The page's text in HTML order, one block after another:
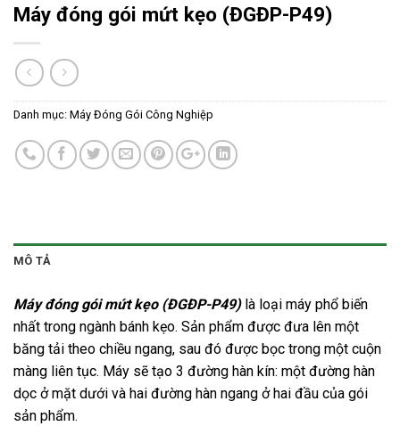
Máy đóng gói mứt kẹo (ĐGĐP-P49)
Danh mục: Máy Đóng Gói Công Nghiệp
MÔ TẢ
Máy đóng gói mứt kẹo (ĐGĐP-P49)là loại máy phổ biến
nhất trong ngành bánh kẹo. Sản phẩm được đưa lên một
băng tải theo chiều ngang, sau đó được bọc trong một cuộn
màng liên tục. Máy sẽ tạo 3 đường hàn kín: một đường hàn
dọc ở mặt dưới và hai đường hàn ngang ở hai đầu của gói
sản phẩm.